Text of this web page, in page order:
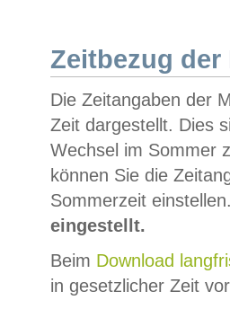
Zeitbezug der
Die Zeitangaben der
Zeit dargestellt. Dies
Wechsel im Sommer
können Sie die
Sommerzeit
eingestellt.
Beim Download
in gesetzlicher Zeit